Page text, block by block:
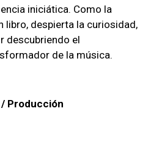
iniciática. Como la
libro, despierta la curiosidad,
descubriendo el
de la música.
Producción